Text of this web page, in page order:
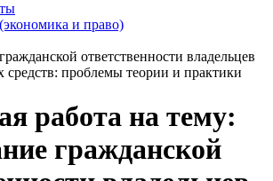
и право)
ответственности владельцев
средств: проблемы теории и практики
работа на тему:
гражданской